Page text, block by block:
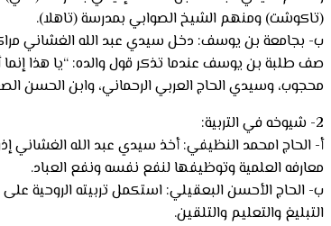
(تاكوشت) ومنهم الشيخ الصوابي بمدرسة (تاهلا).
ب- بجامعة بن يوسف: دخل سيدي عبد الله الغشاني
صف طلبة بن يوسف عندما تذكر قول والده: “يا هذا
محجوب، وسيدي الحاج العربي الرحماني، وابن الحسن
2- شيوخه في التربية:
أ- الحاج امحمد النظيفي: أخذ سيدي عبد الله الغشاني
معارفه العلمية وتوظيفها لنفع نفسه ونفع العباد.
ب- الحاج الأحسن البعقيلي: استكمل تربيته الروحية
التبليغ والتعليم والتلقين.